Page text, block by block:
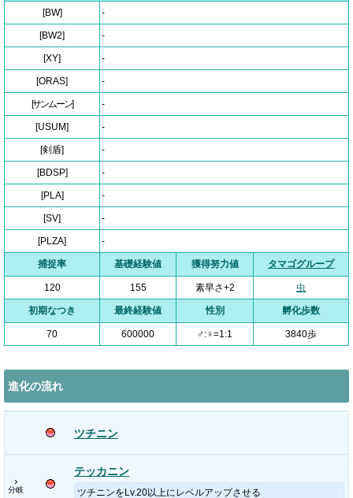
[BW] -
[BW2] -
[XY] -
[ORAS] -
[サンムーン] -
[USUM] -
[剣盾] -
[BDSP] -
[PLA] -
[SV] -
[PLZA] -
捕捉率 基礎経験値 獲得努力値 タマゴグループ
120 155 素早さ+2 虫
初期なつき 最終経験値 性別 孵化歩数
70 600000 ♂:♀=1:1 3840歩
進化の流れ
ツチニン
›
分岐
テッカニン
ツチニンをLv.20以上にレベルアップさせる